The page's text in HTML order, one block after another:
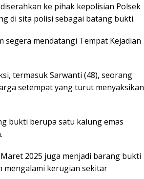
ke pihak kepolisian Polsek
di sita polisi sebagai batang bukti.
segera mendatangi Tempat Kejadian
termasuk Sarwanti (48), seorang
setempat yang turut menyaksikan
bukti berupa satu kalung emas
2025 juga menjadi barang bukti
mengalami kerugian sekitar